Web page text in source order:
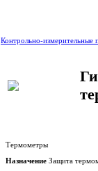
Контрольно-измерительные
Термометры
Назначение Защита